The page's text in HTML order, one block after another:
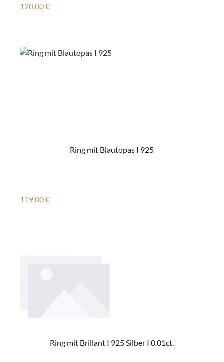
Regulärer Preis:
120,00 €
Ring mit Blautopas I 925
Regulärer Preis:
119,00 €
Ring mit Brillant I 925 Silber I 0.01ct.